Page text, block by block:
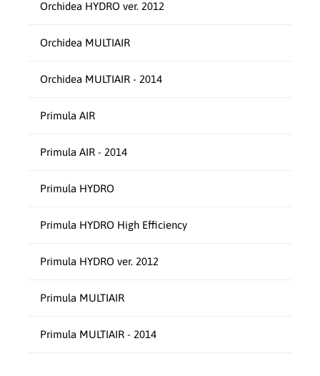
Orchidea HYDRO ver. 2012
Orchidea MULTIAIR
Orchidea MULTIAIR - 2014
Primula AIR
Primula AIR - 2014
Primula HYDRO
Primula HYDRO High Efficiency
Primula HYDRO ver. 2012
Primula MULTIAIR
Primula MULTIAIR - 2014